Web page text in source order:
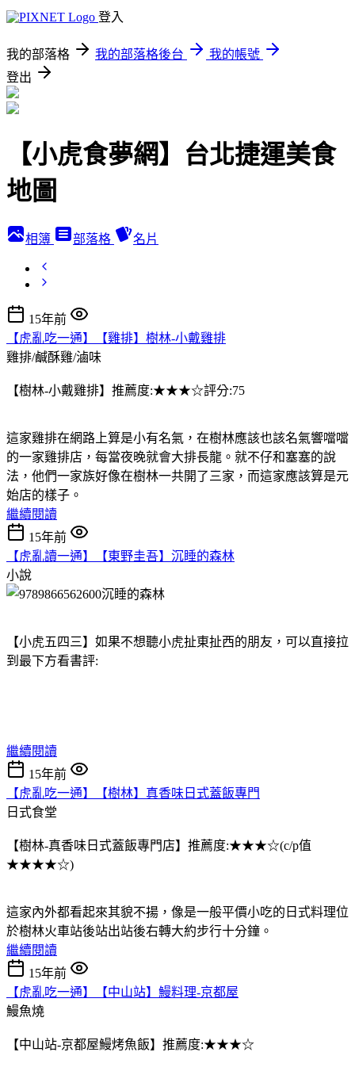
登入
我的部落格 我的部落格後台
我的帳號
登出
【小虎食夢網】台北捷運美食
地圖
相簿 部落格 名片
15年前
【虎亂吃一通】【雞排】樹林-小戴雞排
雞排/鹹酥雞/滷味
【樹林-小戴雞排】推薦度:★★★☆評分:75
這家雞排在網路上算是小有名氣，在樹林應該也該名氣響噹噹
的一家雞排店，每當夜晚就會大排長龍。就不仔和塞塞的說
法，他們一家族好像在樹林一共開了三家，而這家應該算是元
始店的樣子。
繼續閱讀
15年前
【虎亂讀一通】【東野圭吾】沉睡的森林
小說
【小虎五四三】如果不想聽小虎扯東扯西的朋友，可以直接拉
到最下方看書評:
繼續閱讀
15年前
【虎亂吃一通】【樹林】真香味日式蓋飯專門
日式食堂
【樹林-真香味日式蓋飯專門店】推薦度:★★★☆(c/p值
★★★★☆)
這家內外都看起來其貌不揚，像是一般平價小吃的日式料理位
於樹林火車站後站出站後右轉大約步行十分鐘。
繼續閱讀
15年前
【虎亂吃一通】【中山站】鰻料理-京都屋
鰻魚燒
【中山站-京都屋鰻烤魚飯】推薦度:★★★☆